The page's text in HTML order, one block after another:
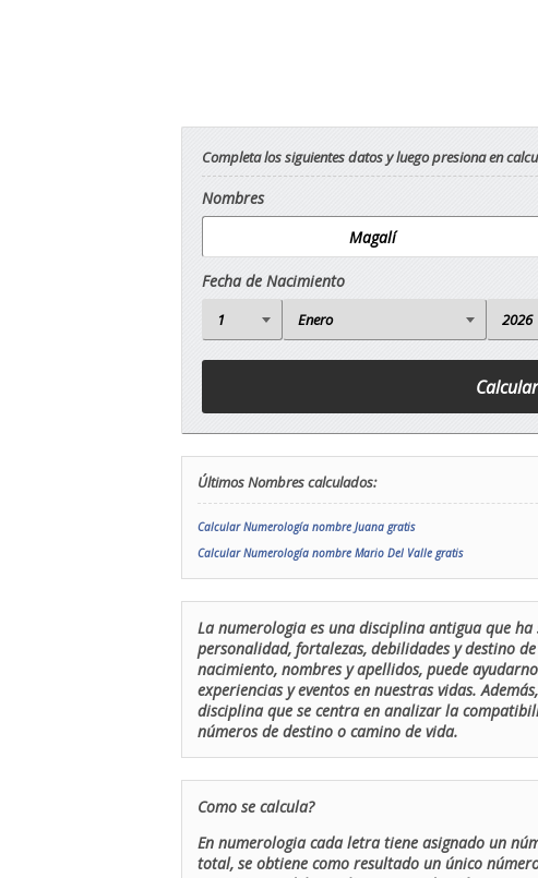
Completa los siguientes datos y luego presiona en
Nombres
Fecha de Nacimiento
Últimos Nombres calculados:
Calcular Numerología nombre Juana gratis
Calcular Numerología nombre Mario Del Valle gratis
La numerologia es una disciplina antigua que
personalidad, fortalezas, debilidades y destino
nacimiento, nombres y apellidos, puede
experiencias y eventos en nuestras vidas.
disciplina que se centra en analizar la
números de destino o camino de vida.
Como se calcula?
En numerologia cada letra tiene asignado un
total, se obtiene como resultado un único